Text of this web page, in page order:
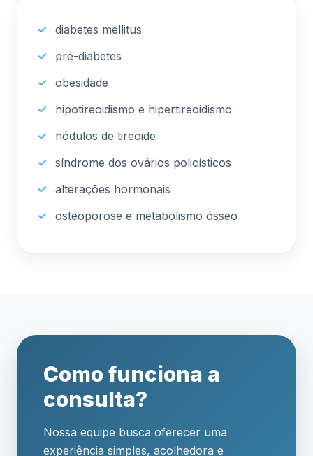
diabetes mellitus
pré-diabetes
obesidade
hipotireoidismo e hipertireoidismo
nódulos de tireoide
síndrome dos ovários policísticos
alterações hormonais
osteoporose e metabolismo ósseo
Como funciona a
consulta?
Nossa equipe busca oferecer uma
experiência simples, acolhedora e